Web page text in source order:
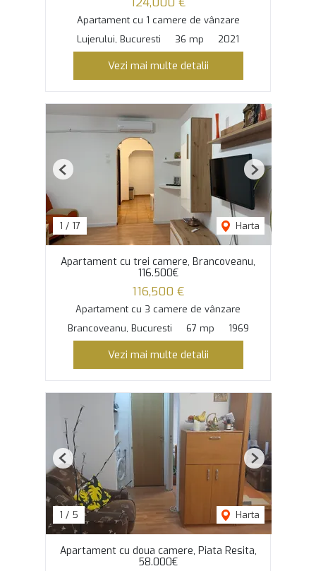
Apartament cu 1 camere de vânzare
Lujerului, Bucuresti
36 mp 2021
Vezi mai multe detalii
1 / 17 Harta
Previous Next
Apartament cu trei camere, Brancoveanu,
116.500€
116,500 €
Apartament cu 3 camere de vânzare
Brancoveanu, Bucuresti
67 mp 1969
Vezi mai multe detalii
1 / 5 Harta
Previous Next
Apartament cu doua camere, Piata Resita,
58.000€